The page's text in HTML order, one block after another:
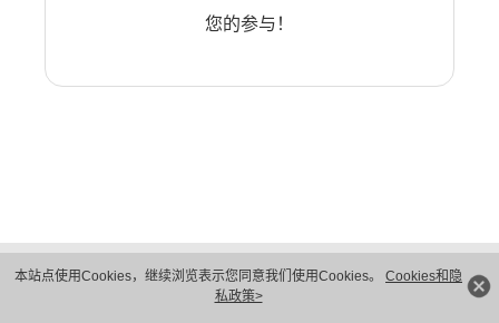
本站点使用Cookies，继续浏览表示您同意我们使用Cookies。 Cookies和隐
私政策>
您的参与！
隐私保护
法律声明